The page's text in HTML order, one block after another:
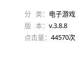
分 类： 电子游戏
版 本：v.3.8.8
点击量：44570次